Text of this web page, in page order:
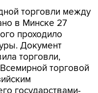
торговли между
в Минске 27
проходило
Документ
торговли,
торговой